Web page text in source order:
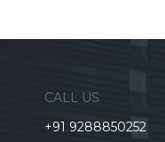
CALL US
+91 9288850252